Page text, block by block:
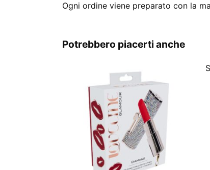
Ogni ordine viene preparato con la
Potrebbero piacerti anche